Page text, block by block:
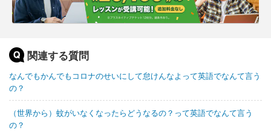
関連する質問
なんでもかんでもコロナのせいにして怠けんなよって英語でなんて言う
の？
（世界から）蚊がいなくなったらどうなるの？って英語でなんて言う
の？